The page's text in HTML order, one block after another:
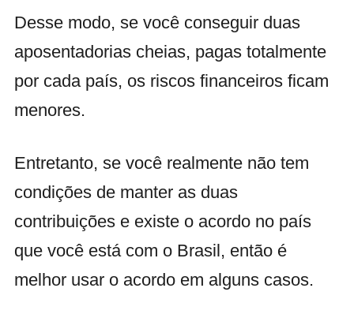
Desse modo, se você conseguir duas
aposentadorias cheias, pagas totalmente
por cada país, os riscos financeiros ficam
menores.
Entretanto, se você realmente não tem
condições de manter as duas
contribuições e existe o acordo no país
que você está com o Brasil, então é
melhor usar o acordo em alguns casos.